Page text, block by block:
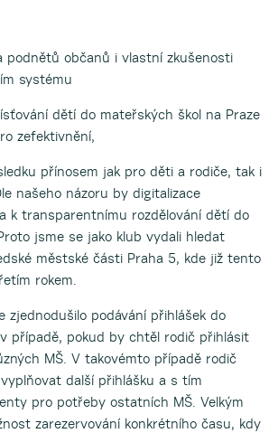
podnětů občanů i vlastní zkušenosti
systému
dětí do mateřských škol na Praze
zefektivnění,
přínosem jak pro děti a rodiče, tak i
našeho názoru by digitalizace
k transparentnímu rozdělování dětí do
jsme se jako klub vydali hledat
městské části Praha 5, kde již tento
rokem.
zjednodušilo podávání přihlášek do
případě, pokud by chtěl rodič přihlásit
MŠ. V takovémto případě rodič
další přihlášku a s tím
pro potřeby ostatních MŠ. Velkým
zarezervování konkrétního času, kdy